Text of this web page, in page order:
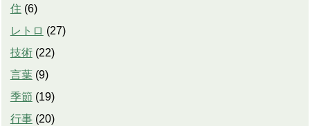
住 (6)
レトロ (27)
技術 (22)
言葉 (9)
季節 (19)
行事 (20)